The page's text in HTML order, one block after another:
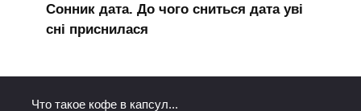
Сонник дата. До чого сниться дата уві
сні приснилася
Что такое кофе в капсул...